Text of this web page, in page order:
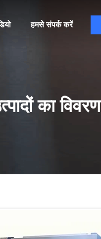
हमसे संपर्क करें
का विवरण